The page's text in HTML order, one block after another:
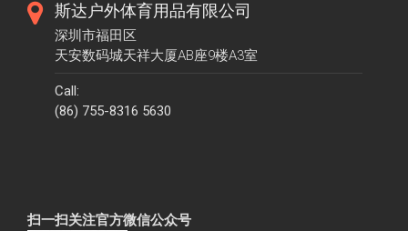
斯达户外体育用品有限公司
深圳市福田区
天安数码城天祥大厦AB座9楼A3室
Call:
(86) 755-8316 5630
扫一扫关注官方微信公众号